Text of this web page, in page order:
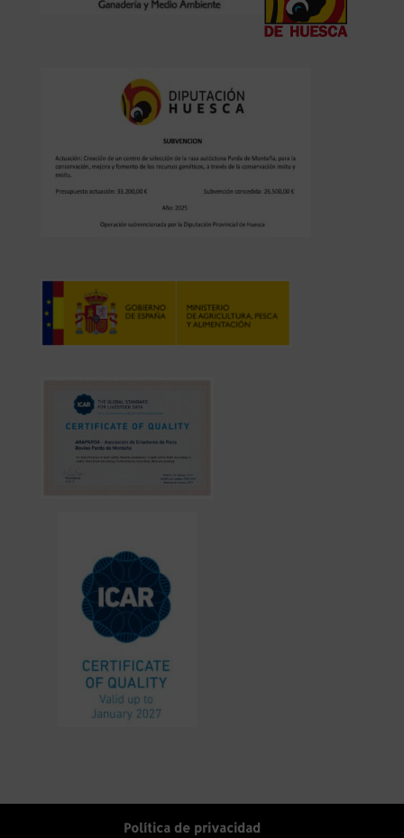
Política de privacidad